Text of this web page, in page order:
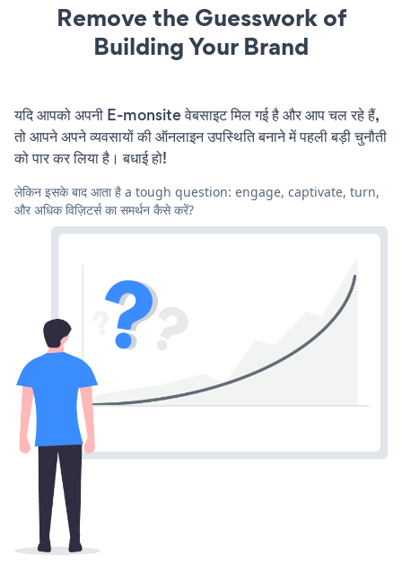
Remove the Guesswork of
Building Your Brand
यदि आपको अपनी E-monsite वेबसाइट मिल गई है और आप चल रहे हैं,
तो आपने अपने व्यवसायों की ऑनलाइन उपस्थिति बनाने में पहली बड़ी चुनौती
को पार कर लिया है। बधाई हो!
लेकिन इसके बाद आता है a tough question: engage, captivate, turn,
और अधिक विज़िटर्स का समर्थन कैसे करें?